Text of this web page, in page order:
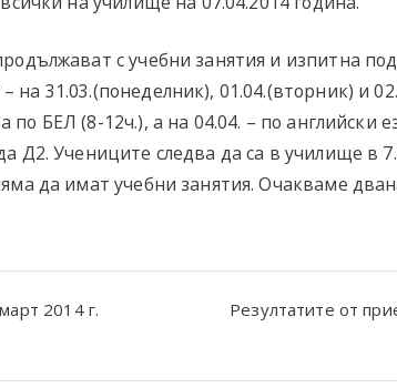
с учебни занятия и изпитна
на 31.03.(понеделник), 01.04.(вторник) и
по БЕЛ (8-12ч.), а на 04.04. – по английски
Д2. Учениците следва да са в училище в
да имат учебни занятия. Очакваме
2014 г.
Резултатите от